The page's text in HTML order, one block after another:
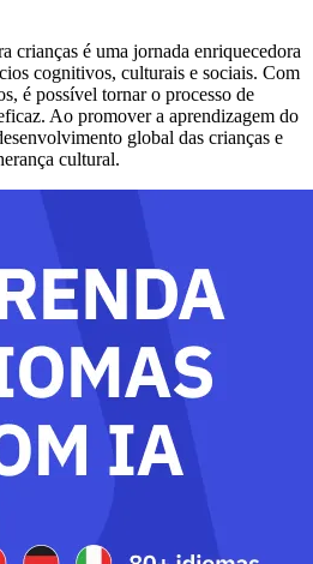
crianças é uma jornada enriquecedora
cognitivos, culturais e sociais. Com
é possível tornar o processo de
Ao promover a aprendizagem do
global das crianças e
cultural.